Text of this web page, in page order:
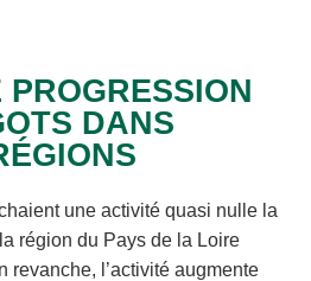
DANS
une activité quasi nulle la
région du Pays de la Loire
revanche, l’activité augmente